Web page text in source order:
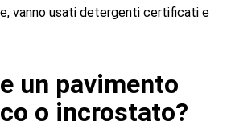
vanno usati detergenti certificati e
un pavimento
o incrostato?